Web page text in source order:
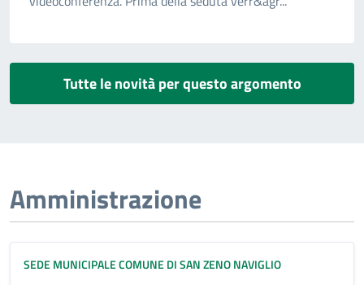
Tutte le novità per questo argomento
Amministrazione
SEDE MUNICIPALE COMUNE DI SAN ZENO NAVIGLIO